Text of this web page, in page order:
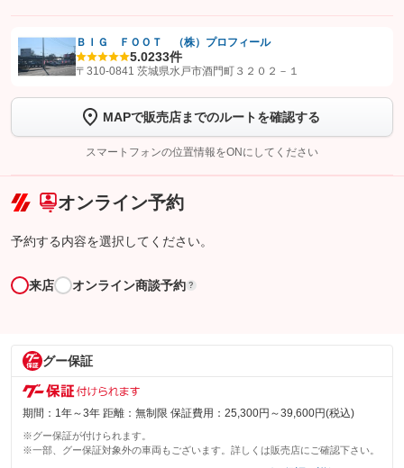
【STEP1】認証画面でグーネットを友だち追加してから「許可する」ボタンを押
トーク画面で
ボタンをタップして問い合わせを
完了してください。
こちら
ＢＩＧ ＦＯＯＴ （株）プロフィール
5.0233件
〒310-0841 茨城県水戸市酒門町３２０２－１
MAPで販売店までのルートを確認する
スマートフォンの位置情報をONにしてください
オンライン予約
予約する内容を選択してください。
来店 オンライン商談予約 ?
グー保証
期間：1年～3年 距離：無制限 保証費用：25,300円～39,600円(税込)
※グー保証が付けられます。
※一部、グー保証対象外の車両もございます。詳しくは販売店にご確認下さい。